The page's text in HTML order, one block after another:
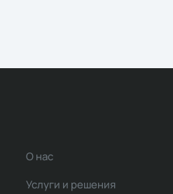
О нас
Услуги и решения